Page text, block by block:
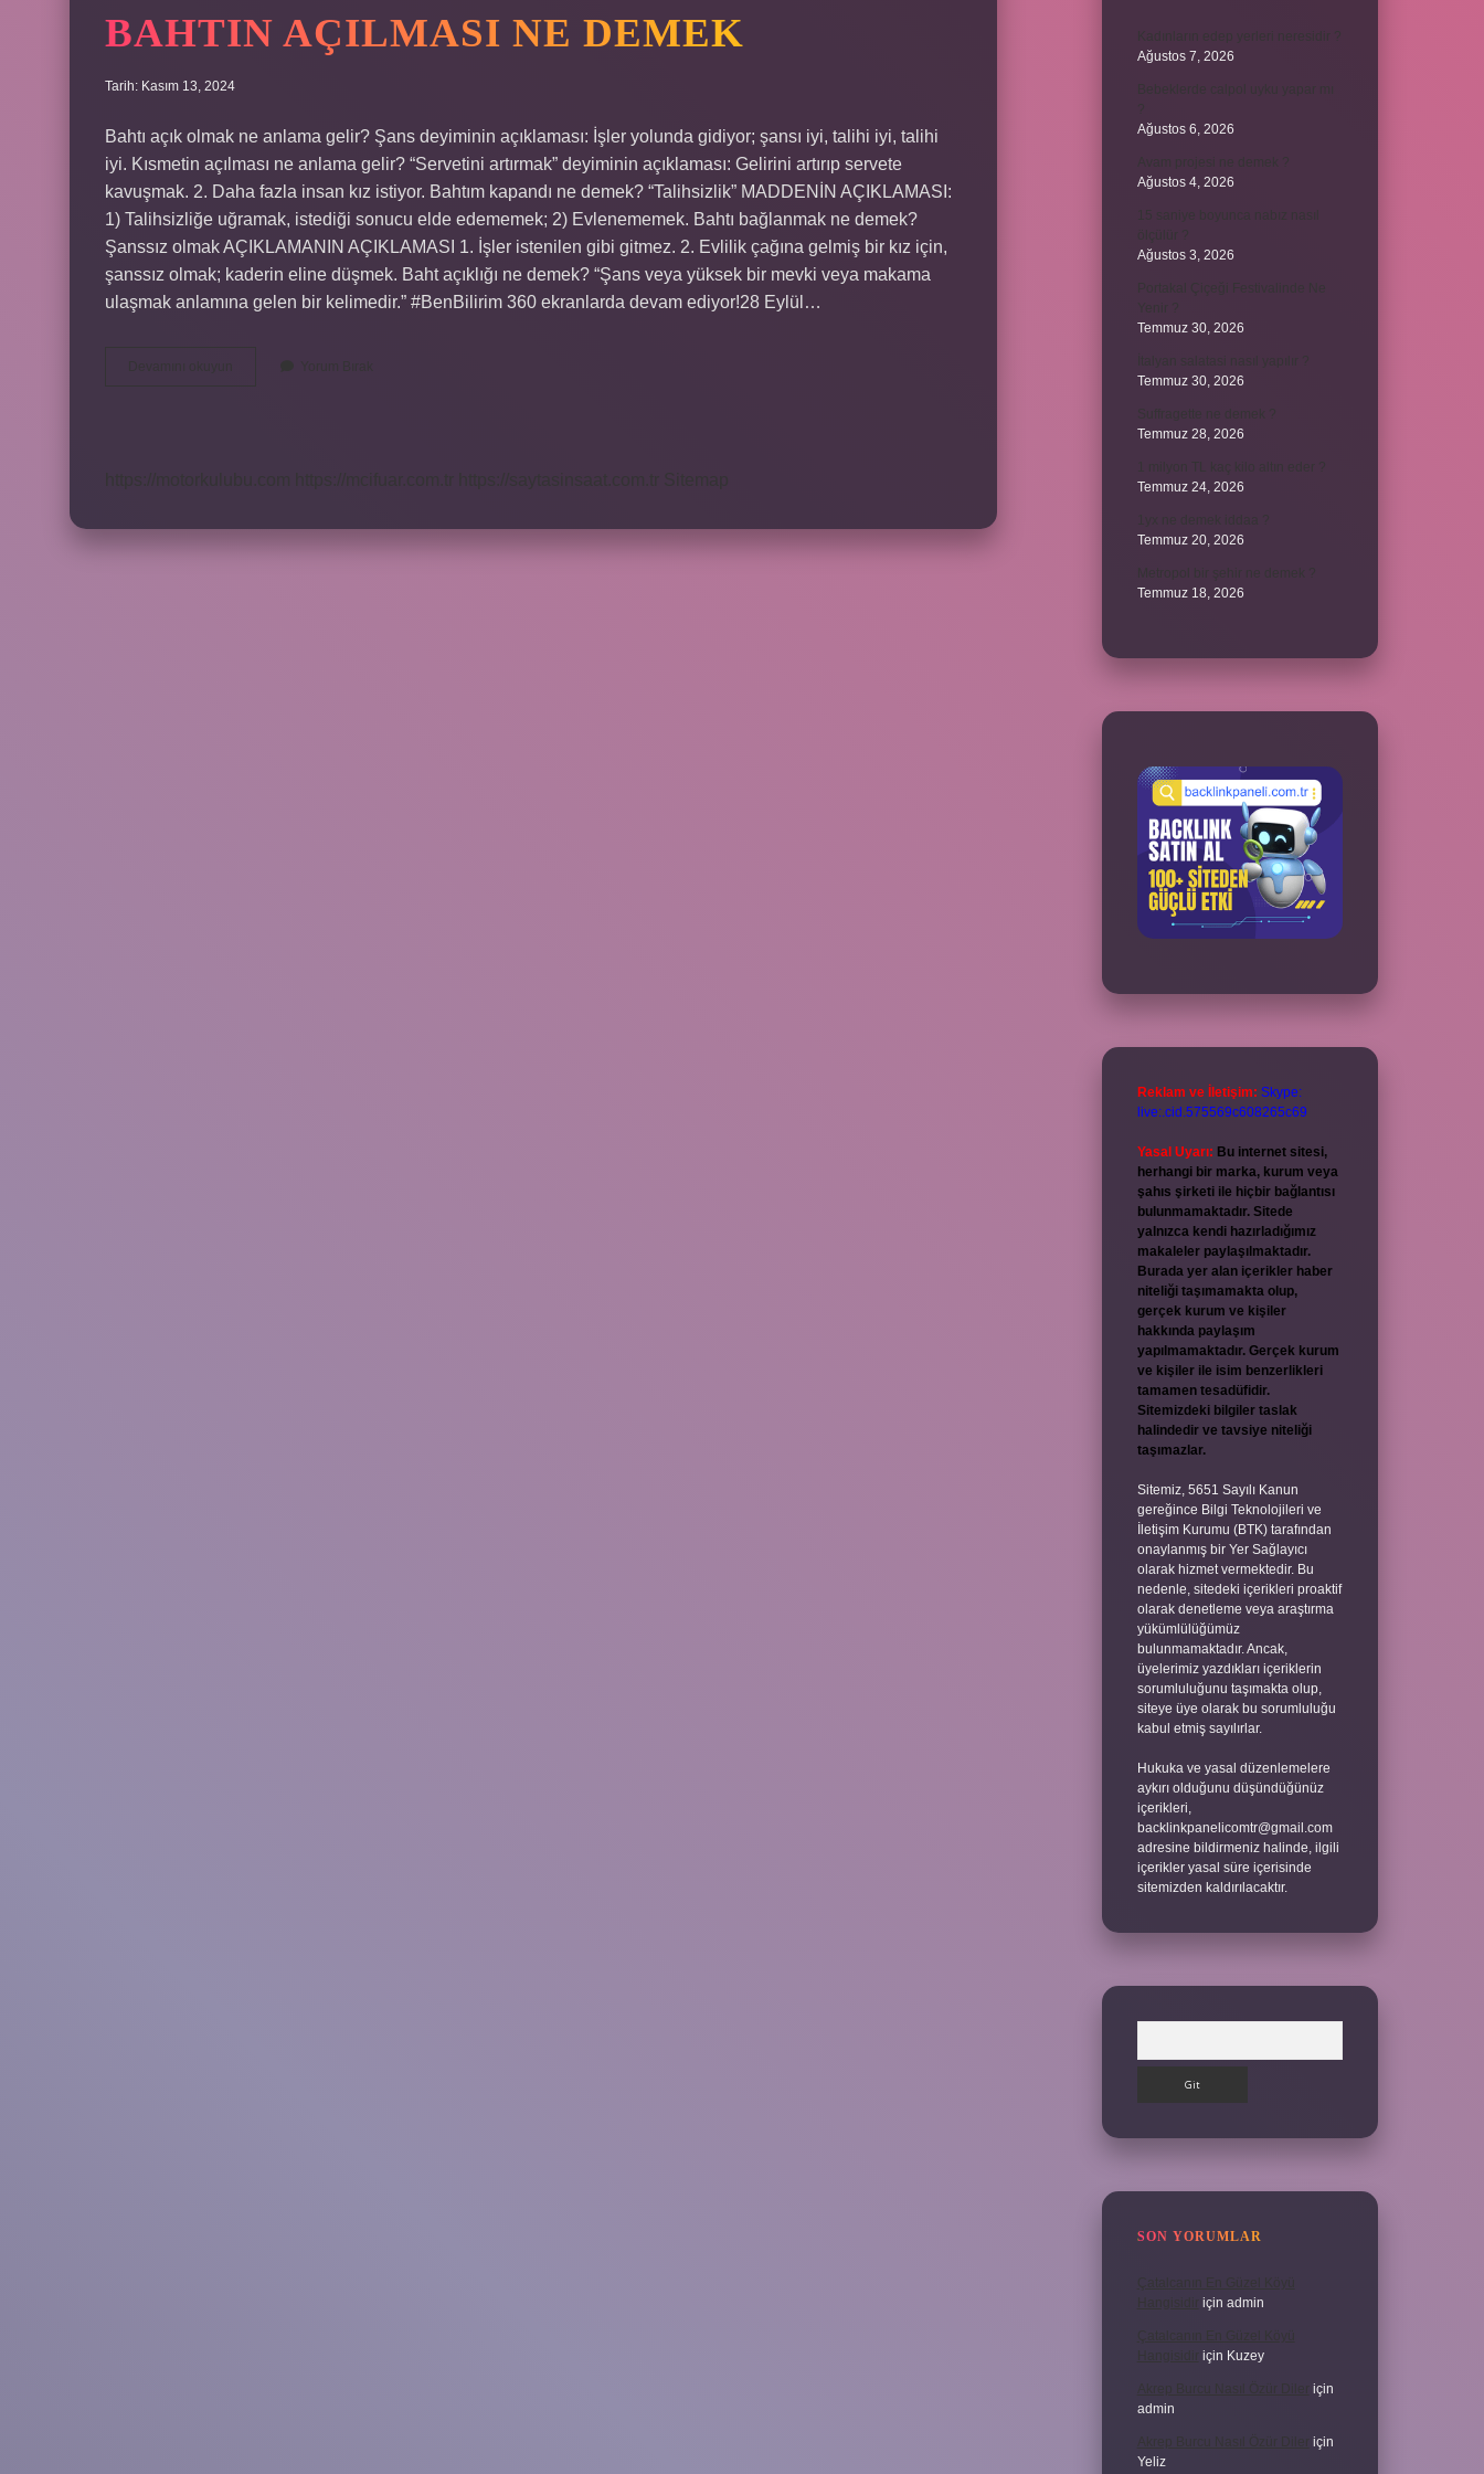
BAHTIN AÇILMASI NE DEMEK
Tarih: Kasım 13, 2024
Bahtı açık olmak ne anlama gelir? Şans deyiminin açıklaması: İşler yolunda gidiyor; şansı iyi, talihi iyi, talihi
iyi. Kısmetin açılması ne anlama gelir? “Servetini artırmak” deyiminin açıklaması: Gelirini artırıp servete
kavuşmak. 2. Daha fazla insan kız istiyor. Bahtım kapandı ne demek? “Talihsizlik” MADDENİN AÇIKLAMASI:
1) Talihsizliğe uğramak, istediği sonucu elde edememek; 2) Evlenememek. Bahtı bağlanmak ne demek?
Şanssız olmak AÇIKLAMANIN AÇIKLAMASI 1. İşler istenilen gibi gitmez. 2. Evlilik çağına gelmiş bir kız için,
şanssız olmak; kaderin eline düşmek. Baht açıklığı ne demek? “Şans veya yüksek bir mevki veya makama
ulaşmak anlamına gelen bir kelimedir.” #BenBilirim 360 ekranlarda devam ediyor!28 Eylül…
Ağustos 7, 2026
Ağustos 6, 2026
Ağustos 4, 2026
Ağustos 3, 2026
Temmuz 30, 2026
Temmuz 30, 2026
Temmuz 28, 2026
Temmuz 24, 2026
Temmuz 20, 2026
Temmuz 18, 2026
Reklam ve İletişim: Skype:
live:.cid.575569c608265c69
Yasal Uyarı: Bu internet sitesi,
herhangi bir marka, kurum veya
şahıs şirketi ile hiçbir bağlantısı
bulunmamaktadır. Sitede
yalnızca kendi hazırladığımız
makaleler paylaşılmaktadır.
Burada yer alan içerikler haber
niteliği taşımamakta olup,
gerçek kurum ve kişiler
hakkında paylaşım
yapılmamaktadır. Gerçek kurum
ve kişiler ile isim benzerlikleri
tamamen tesadüfidir.
Sitemizdeki bilgiler taslak
halindedir ve tavsiye niteliği
taşımazlar.
Sitemiz, 5651 Sayılı Kanun
gereğince Bilgi Teknolojileri ve
İletişim Kurumu (BTK) tarafından
onaylanmış bir Yer Sağlayıcı
olarak hizmet vermektedir. Bu
nedenle, sitedeki içerikleri proaktif
olarak denetleme veya araştırma
yükümlülüğümüz
bulunmamaktadır. Ancak,
üyelerimiz yazdıkları içeriklerin
sorumluluğunu taşımakta olup,
siteye üye olarak bu sorumluluğu
kabul etmiş sayılırlar.
Hukuka ve yasal düzenlemelere
aykırı olduğunu düşündüğünüz
içerikleri,
backlinkpanelicomtr@gmail.com
adresine bildirmeniz halinde, ilgili
içerikler yasal süre içerisinde
sitemizden kaldırılacaktır.
SON YORUMLAR
Çatalcanın En Güzel Köyü
için admin
Çatalcanın En Güzel Köyü
Hangisidir
için Kuzey
Akrep Burcu Nasıl Özür Diler
için
admin
Akrep Burcu Nasıl Özür Diler
için
Yeliz